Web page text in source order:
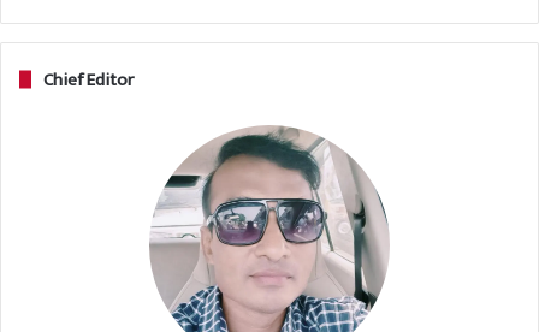
Chief Editor